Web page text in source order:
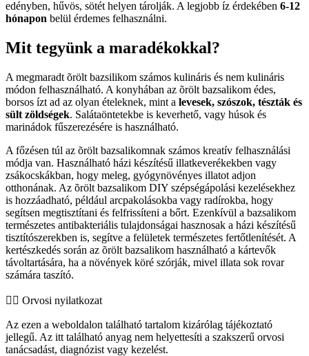
edényben, hűvös, sötét helyen tárolják. A legjobb íz érdekében 6-12
hónapon belül érdemes felhasználni.
Mit tegyünk a maradékokkal?
A megmaradt õrölt bazsilikom számos kulináris és nem kulináris
módon felhasználható. A konyhában az õrölt bazsalikom édes,
borsos ízt ad az olyan ételeknek, mint a levesek, szószok, tészták és
sült zöldségek. Salátaöntetekbe is keverhető, vagy húsok és
marinádok fűszerezésére is használható.
A főzésen túl az õrölt bazsalikomnak számos kreatív felhasználási
módja van. Használható házi készítésű illatkeverékekben vagy
zsákocskákban, hogy meleg, gyógynövényes illatot adjon
otthonának. Az õrölt bazsalikom DIY szépségápolási kezelésekhez
is hozzáadható, például arcpakolásokba vagy radírokba, hogy
segítsen megtisztítani és felfrissíteni a bőrt. Ezenkívül a bazsalikom
természetes antibakteriális tulajdonságai hasznosak a házi készítésű
tisztítószerekben is, segítve a felületek természetes fertőtlenítését. A
kertészkedés során az õrölt bazsalikom használható a kártevők
távoltartására, ha a növények köré szórják, mivel illata sok rovar
számára taszító.
👨‍⚕️️ Orvosi nyilatkozat
Az ezen a weboldalon található tartalom kizárólag tájékoztató
jellegű. Az itt található anyag nem helyettesíti a szakszerű orvosi
tanácsadást, diagnózist vagy kezelést.